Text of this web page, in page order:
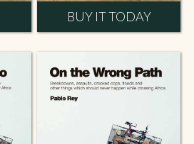
BUY IT TODAY